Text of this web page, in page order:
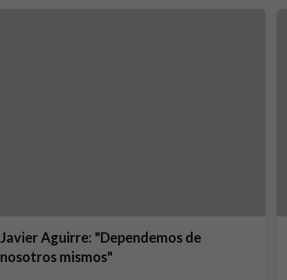
Javier Aguirre: "Dependemos de
nosotros mismos"